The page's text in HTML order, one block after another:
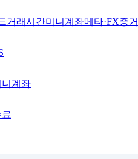
거래시간미니계좌메타·FX증
계좌